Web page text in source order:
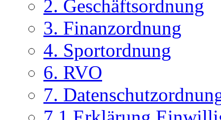
2. Geschäftsordnung
3. Finanzordnung
4. Sportordnung
6. RVO
7.